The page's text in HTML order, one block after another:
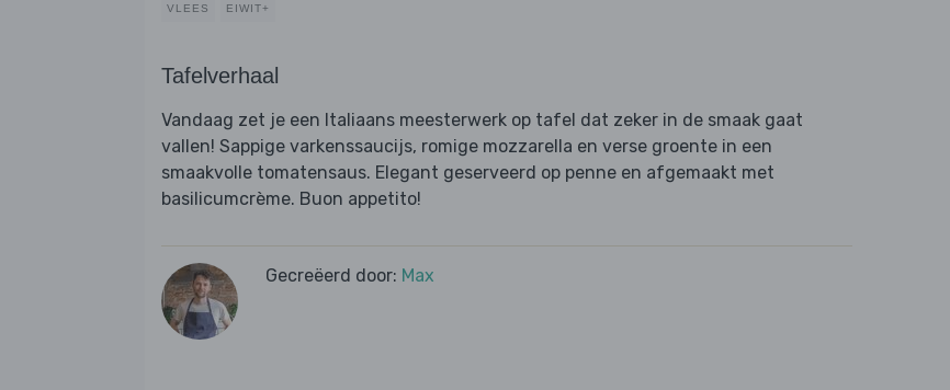
VLEES EIWIT+
Tafelverhaal
Vandaag zet je een Italiaans meesterwerk op tafel dat zeker in de smaak gaat
vallen! Sappige varkenssaucijs, romige mozzarella en verse groente in een
smaakvolle tomatensaus. Elegant geserveerd op penne en afgemaakt met
basilicumcrème. Buon appetito!
Gecreëerd door: Max